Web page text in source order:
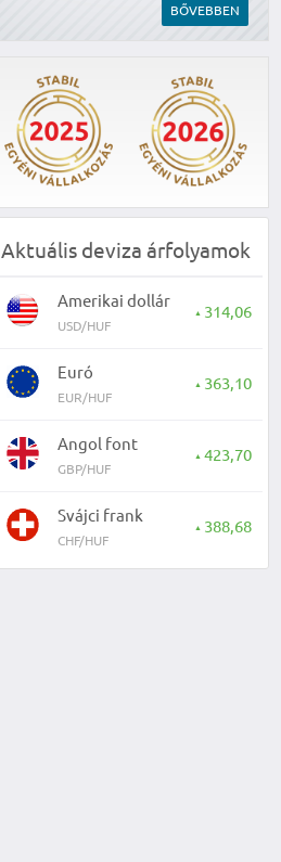
BŐVEBBEN
Aktuális deviza árfolyamok
Amerikai dollár
USD/HUF
▲ 314,06
Euró
EUR/HUF
▲ 363,10
Angol font
GBP/HUF
▲ 423,70
Svájci frank
CHF/HUF
▲ 388,68